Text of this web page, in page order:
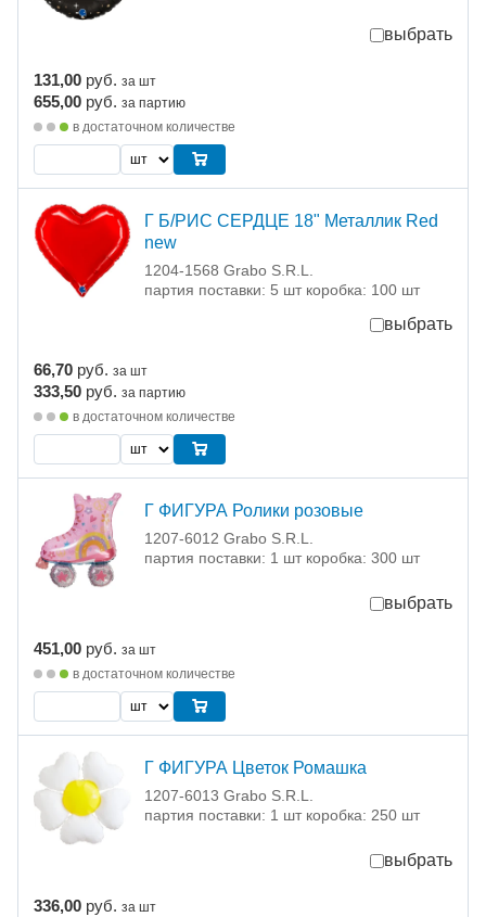
выбрать
131,00 руб. за шт
655,00 руб. за партию
в достаточном количестве
Г Б/РИС СЕРДЦЕ 18" Металлик Red
new
1204-1568 Grabo S.R.L.
партия поставки: 5 шт коробка: 100 шт
выбрать
66,70 руб. за шт
333,50 руб. за партию
в достаточном количестве
Г ФИГУРА Ролики розовые
1207-6012 Grabo S.R.L.
партия поставки: 1 шт коробка: 300 шт
выбрать
451,00 руб. за шт
в достаточном количестве
Г ФИГУРА Цветок Ромашка
1207-6013 Grabo S.R.L.
партия поставки: 1 шт коробка: 250 шт
выбрать
336,00 руб. за шт